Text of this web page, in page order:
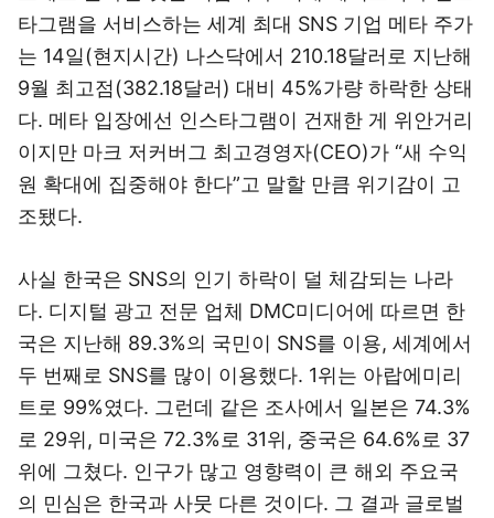
타그램을 서비스하는 세계 최대 SNS 기업 메타 주가
는 14일(현지시간) 나스닥에서 210.18달러로 지난해
9월 최고점(382.18달러) 대비 45%가량 하락한 상태
다. 메타 입장에선 인스타그램이 건재한 게 위안거리
이지만 마크 저커버그 최고경영자(CEO)가 “새 수익
원 확대에 집중해야 한다”고 말할 만큼 위기감이 고
조됐다.
사실 한국은 SNS의 인기 하락이 덜 체감되는 나라
다. 디지털 광고 전문 업체 DMC미디어에 따르면 한
국은 지난해 89.3%의 국민이 SNS를 이용, 세계에서
두 번째로 SNS를 많이 이용했다. 1위는 아랍에미리
트로 99%였다. 그런데 같은 조사에서 일본은 74.3%
로 29위, 미국은 72.3%로 31위, 중국은 64.6%로 37
위에 그쳤다. 인구가 많고 영향력이 큰 해외 주요국
의 민심은 한국과 사뭇 다른 것이다. 그 결과 글로벌